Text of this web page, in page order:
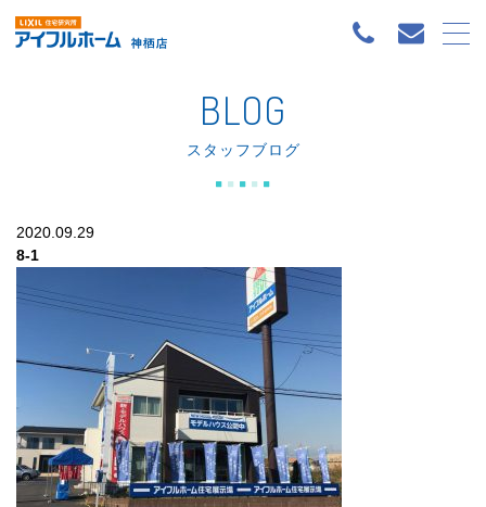
BLOG
スタッフブログ
2020.09.29
8-1